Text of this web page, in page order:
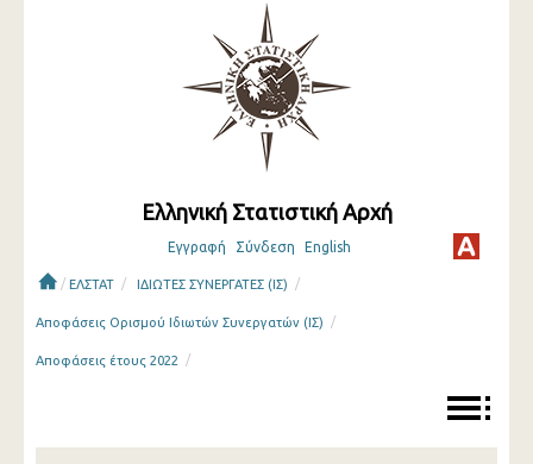
Ελληνική Στατιστική Αρχή
Εγγραφή Σύνδεση English
/ ΕΛΣΤΑΤ / ΙΔΙΩΤΕΣ ΣΥΝΕΡΓΑΤΕΣ (ΙΣ) /
Αποφάσεις Ορισμού Ιδιωτών Συνεργατών (ΙΣ) /
Αποφάσεις έτους 2022 /